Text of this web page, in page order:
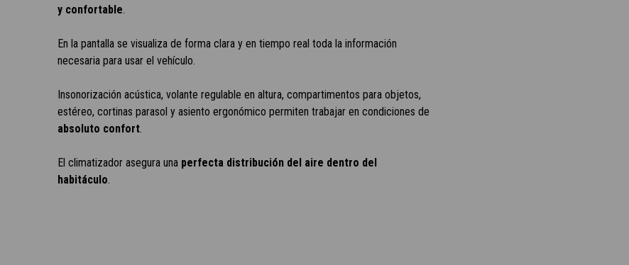
y confortable.
En la pantalla se visualiza de forma clara y en tiempo real toda la información
necesaria para usar el vehículo.
Insonorización acústica, volante regulable en altura, compartimentos para objetos,
estéreo, cortinas parasol y asiento ergonómico permiten trabajar en condiciones de
absoluto confort.
El climatizador asegura una perfecta distribución del aire dentro del
habitáculo.